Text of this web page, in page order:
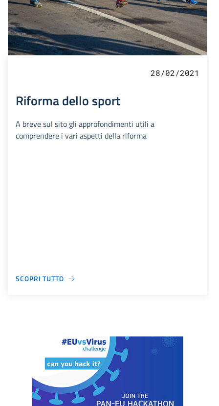
28/02/2021
Riforma dello sport
A breve sul sito gli approfondimenti utili a
comprendere i vari aspetti della riforma
SCOPRI TUTTO